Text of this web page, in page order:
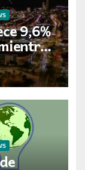
9,6%